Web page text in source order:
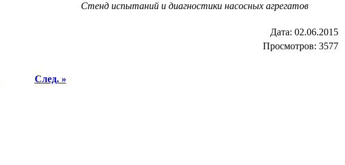
Стенд испытаний и диагностики насосных агрегатов
Дата: 02.06.2015
Просмотров: 3577
След. »